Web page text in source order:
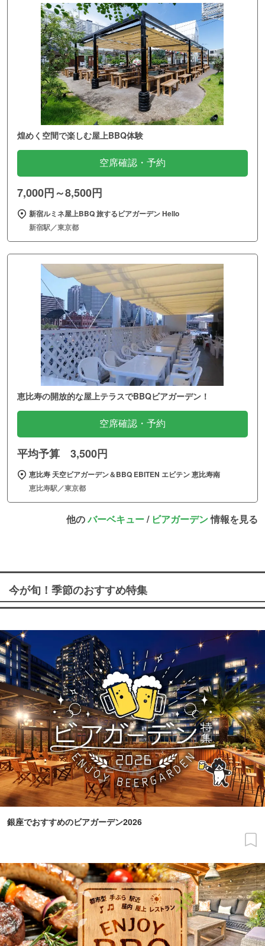
煌めく空間で楽しむ屋上BBQ体験
空席確認・予約
7,000円～8,500円
新宿ルミネ屋上BBQ 旅するビアガーデン Hello
新宿駅／東京都
恵比寿の開放的な屋上テラスでBBQビアガーデン！
空席確認・予約
平均予算 3,500円
恵比寿 天空ビアガーデン＆BBQ EBITEN エビテン 恵比寿南
恵比寿駅／東京都
他のバーベキュー/ ビアガーデン情報を見る
今が旬！季節のおすすめ特集
銀座でおすすめのビアガーデン2026